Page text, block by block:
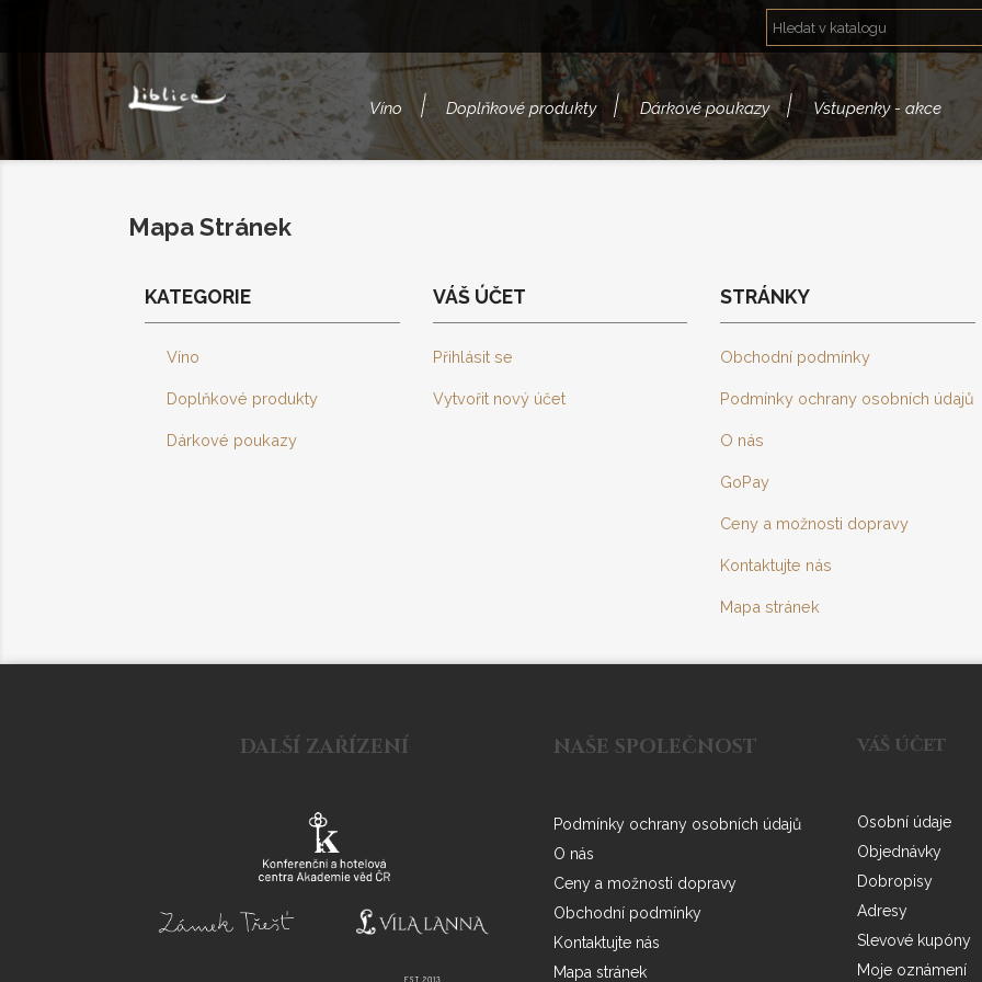
Víno Doplňkové produkty Dárkové poukazy Vstupenky - akce
Mapa Stránek
KATEGORIE
Víno
Doplňkové produkty
Dárkové poukazy
VÁŠ ÚČET
Přihlásit se
Vytvořit nový účet
STRÁNKY
Obchodní podmínky
Podmínky ochrany osobních údajů
O nás
GoPay
Ceny a možnosti dopravy
Kontaktujte nás
Mapa stránek
DALŠÍ ZAŘÍZENÍ NAŠE SPOLEČNOST
Podmínky ochrany osobních údajů
O nás
Ceny a možnosti dopravy
Obchodní podmínky
Kontaktujte nás
Mapa stránek
VÁŠ ÚČET
Osobní údaje
Objednávky
Dobropisy
Adresy
Slevové kupóny
Moje oznámení